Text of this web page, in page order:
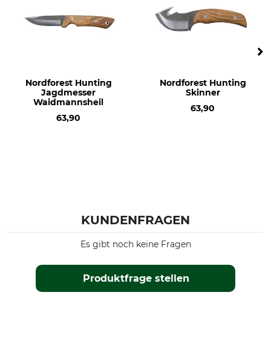
Modellbezeichnung
Companion MG Heavy Duty
Herstellung
Made in Sweden
Gewicht
Nordforest Hunting
Jagdmesser
Waidmannsheil
63,90
Nordforest Hunting
Skinner
63,90
KUNDENFRAGEN
Produktfrage stellen
Es gibt noch keine Fragen